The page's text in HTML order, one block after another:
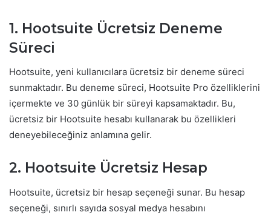
1. Hootsuite Ücretsiz Deneme
Süreci
Hootsuite, yeni kullanıcılara ücretsiz bir deneme süreci
sunmaktadır. Bu deneme süreci, Hootsuite Pro özelliklerini
içermekte ve 30 günlük bir süreyi kapsamaktadır. Bu,
ücretsiz bir Hootsuite hesabı kullanarak bu özellikleri
deneyebileceğiniz anlamına gelir.
2. Hootsuite Ücretsiz Hesap
Hootsuite, ücretsiz bir hesap seçeneği sunar. Bu hesap
seçeneği, sınırlı sayıda sosyal medya hesabını